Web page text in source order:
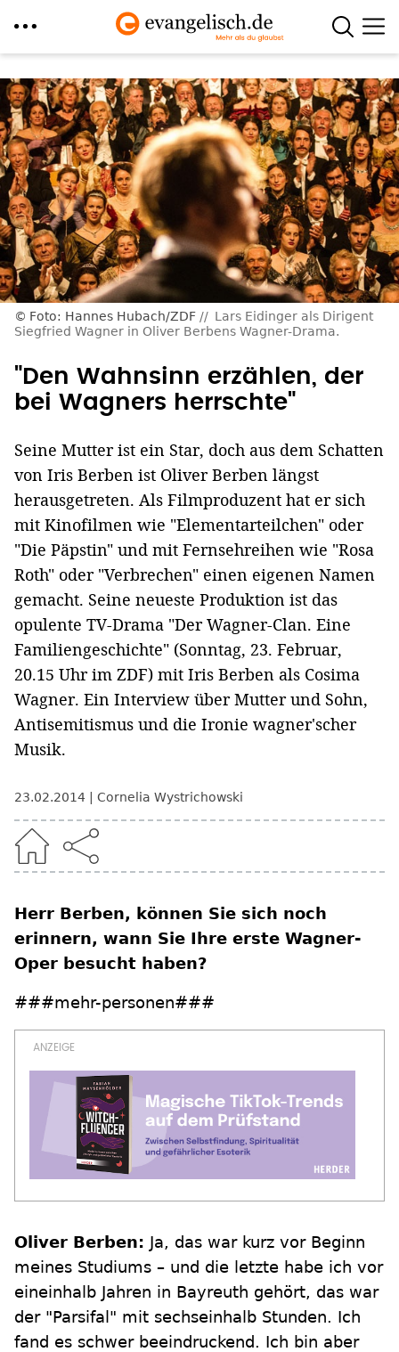
zum
Inhalt
Foto: Hannes Hubach/ZDF
Lars Eidinger als Dirigent
Siegfried Wagner in Oliver Berbens Wagner-Drama.
"Den Wahnsinn erzählen, der
bei Wagners herrschte"
Seine Mutter ist ein Star, doch aus dem Schatten
von Iris Berben ist Oliver Berben längst
herausgetreten. Als Filmproduzent hat er sich
mit Kinofilmen wie "Elementarteilchen" oder
"Die Päpstin" und mit Fernsehreihen wie "Rosa
Roth" oder "Verbrechen" einen eigenen Namen
gemacht. Seine neueste Produktion ist das
opulente TV-Drama "Der Wagner-Clan. Eine
Familiengeschichte" (Sonntag, 23. Februar,
20.15 Uhr im ZDF) mit Iris Berben als Cosima
Wagner. Ein Interview über Mutter und Sohn,
Antisemitismus und die Ironie wagner'scher
Musik.
23.02.2014 Cornelia Wystrichowski
Herr Berben, können Sie sich noch
erinnern, wann Sie Ihre erste Wagner-
Oper besucht haben?
###mehr-personen###
Oliver Berben: Ja, das war kurz vor Beginn
meines Studiums – und die letzte habe ich vor
eineinhalb Jahren in Bayreuth gehört, das war
der "Parsifal" mit sechseinhalb Stunden. Ich
fand es schwer beeindruckend. Ich bin aber